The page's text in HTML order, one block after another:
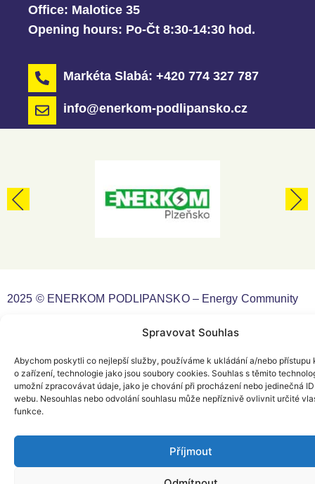
Spravovat Souhlas
Abychom poskytli co nejlepší služby, používáme k ukládání a/nebo přístupu
o zařízení, technologie jako jsou soubory cookies. Souhlas s těmito
umožní zpracovávat údaje, jako je chování při procházení nebo jedinečná
webu. Nesouhlas nebo odvolání souhlasu může nepříznivě ovlivnit určité
funkce.
Příjmout
Office: Malotice 35
Opening hours: Po-Čt 8:30-14:30 hod.
Markéta Slabá: +420 774 327 787
info@enerkom-podlipansko.cz
2025 © ENERKOM PODLIPANSKO – Energy Community
Yellow Faktory